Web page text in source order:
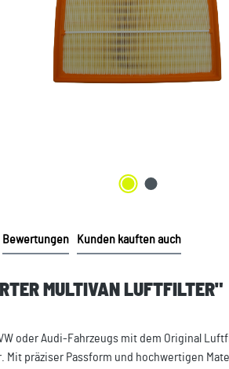
Bewertungen Kunden kauften auch
MULTIVAN LUFTFILTER"
oder Audi-Fahrzeugs mit dem Original
präziser Passform und hochwertigen